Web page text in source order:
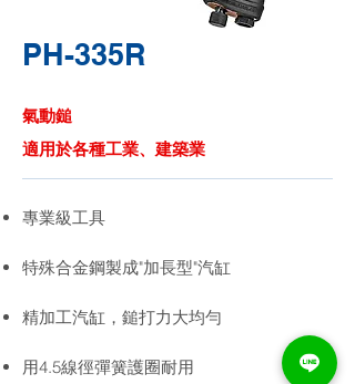
PH-335R
氣動鎚
適用於各種工業、建築業
專業級工具
特殊合金鋼製成"加長型"汽缸
精加工汽缸，鎚打力大均勻
用4.5線徑彈簧護圈耐用